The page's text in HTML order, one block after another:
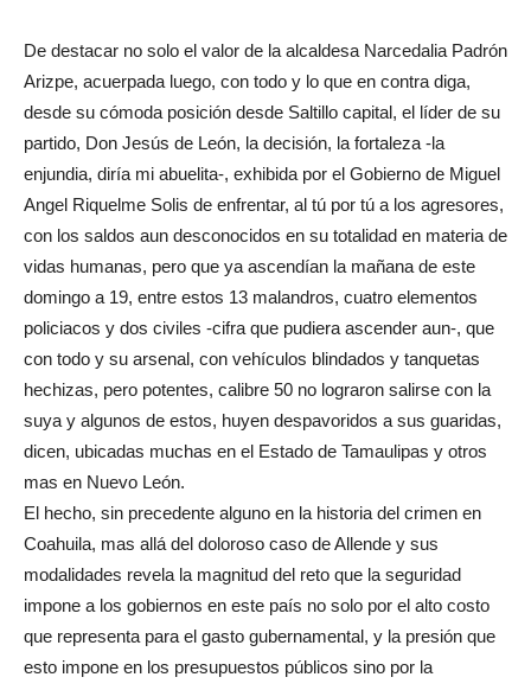
De destacar no solo el valor de la alcaldesa Narcedalia Padrón
Arizpe, acuerpada luego, con todo y lo que en contra diga,
desde su cómoda posición desde Saltillo capital, el líder de su
partido, Don Jesús de León, la decisión, la fortaleza -la
enjundia, diría mi abuelita-, exhibida por el Gobierno de Miguel
Angel Riquelme Solis de enfrentar, al tú por tú a los agresores,
con los saldos aun desconocidos en su totalidad en materia de
vidas humanas, pero que ya ascendían la mañana de este
domingo a 19, entre estos 13 malandros, cuatro elementos
policiacos y dos civiles -cifra que pudiera ascender aun-, que
con todo y su arsenal, con vehículos blindados y tanquetas
hechizas, pero potentes, calibre 50 no lograron salirse con la
suya y algunos de estos, huyen despavoridos a sus guaridas,
dicen, ubicadas muchas en el Estado de Tamaulipas y otros
mas en Nuevo León.
El hecho, sin precedente alguno en la historia del crimen en
Coahuila, mas allá del doloroso caso de Allende y sus
modalidades revela la magnitud del reto que la seguridad
impone a los gobiernos en este país no solo por el alto costo
que representa para el gasto gubernamental, y la presión que
esto impone en los presupuestos públicos sino por la